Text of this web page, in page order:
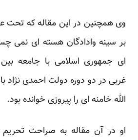
وی همچنین در این مقاله که تحت
بر سینه وادادگان هسته ای نمی
ای جمهوری اسلامی با جامعه
غربی در دو دوره دولت احمدی نژاد
الله خامنه ای را پیروزی خوانده بود.
او در آن مقاله به صراحت تحریم